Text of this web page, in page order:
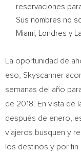
reservaciones
Sus nombres no
Miami, Londres y
La oportunidad de
eso, Skyscanner
semanas del año
de 2018. En vista de
después de enero,
viajeros busquen y
los destinos y por